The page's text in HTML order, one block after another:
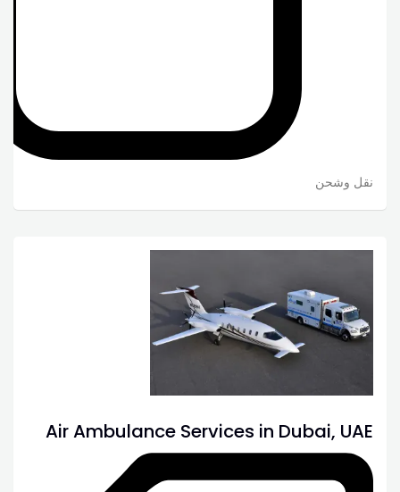
نقل وشحن
Air Ambulance Services in Dubai, UAE